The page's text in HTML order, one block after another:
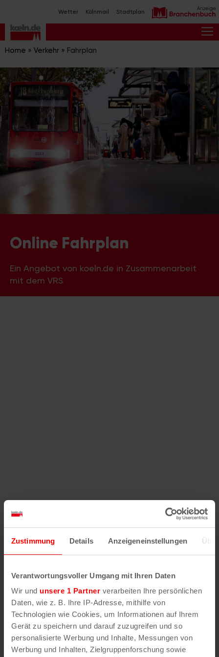
Zustimmung Details Anzeigeneinstellungen
Verantwortungsvoller Umgang mit Ihren Daten
Wir und unsere 1 Partner verarbeiten Ihre persönlichen
Daten, wie z. B. Ihre IP-Adresse, mithilfe von
Technologien wie Cookies, um Informationen auf Ihrem
Gerät zu speichern und darauf zuzugreifen und so
personalisierte Werbung und Inhalte, Messungen von
Werbung und Inhalten, Zielgruppenforschung sowie
Inhalt
springen
Wetter Kölnmail Stadtplan
Home » Verkehr » Fahrplan
Online Fahrplan
Ein Angebot von koeln.de in Zusammenarbeit
mit dem VRS